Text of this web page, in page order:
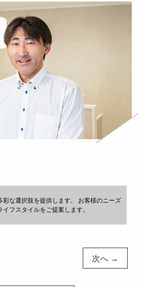
彩な選択肢を提供します。 お客様のニーズ
フスタイルをご提案します。
次へ →